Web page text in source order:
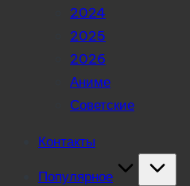
2024
2025
2026
Аниме
Советские
Контакты
Популярное